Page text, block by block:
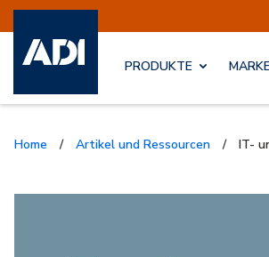
PRODUKTE
Home / Artikel und Ressourcen / IT-